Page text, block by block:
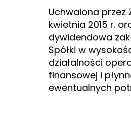
Uchwalona przez
kwietnia 2015 r.
dywidendowa
Spółki w
działalności
finansowej i
ewentualnych